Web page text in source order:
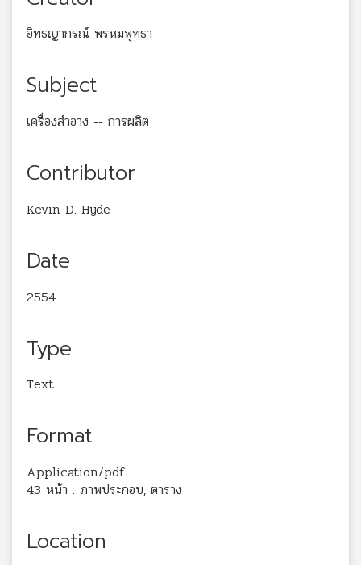
อิทธญากรณ์ พรหมพุทธา
Subject
เครื่องสำอาง -- การผลิต
Contributor
Kevin D. Hyde
Date
2554
Type
Text
Format
Application/pdf
43 หน้า : ภาพประกอบ, ตาราง
Location